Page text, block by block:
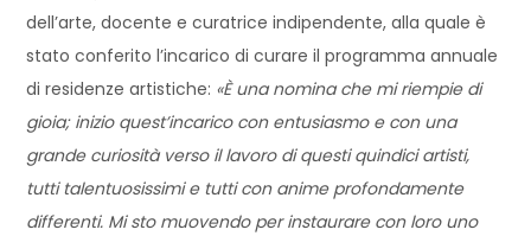
dell’arte, docente e curatrice indipendente, alla quale è
stato conferito l’incarico di curare il programma annuale
di residenze artistiche: «È una nomina che mi riempie di
gioia; inizio quest’incarico con entusiasmo e con una
grande curiosità verso il lavoro di questi quindici artisti,
tutti talentuosissimi e tutti con anime profondamente
differenti. Mi sto muovendo per instaurare con loro uno